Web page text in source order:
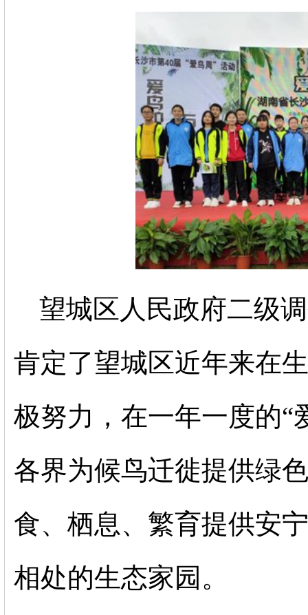
望城区人民政府二级
肯定了望城区近年来在
极努力，在一年一度的“
各界为候鸟迁徙提供绿
食、栖息、繁育提供安
相处的生态家园。